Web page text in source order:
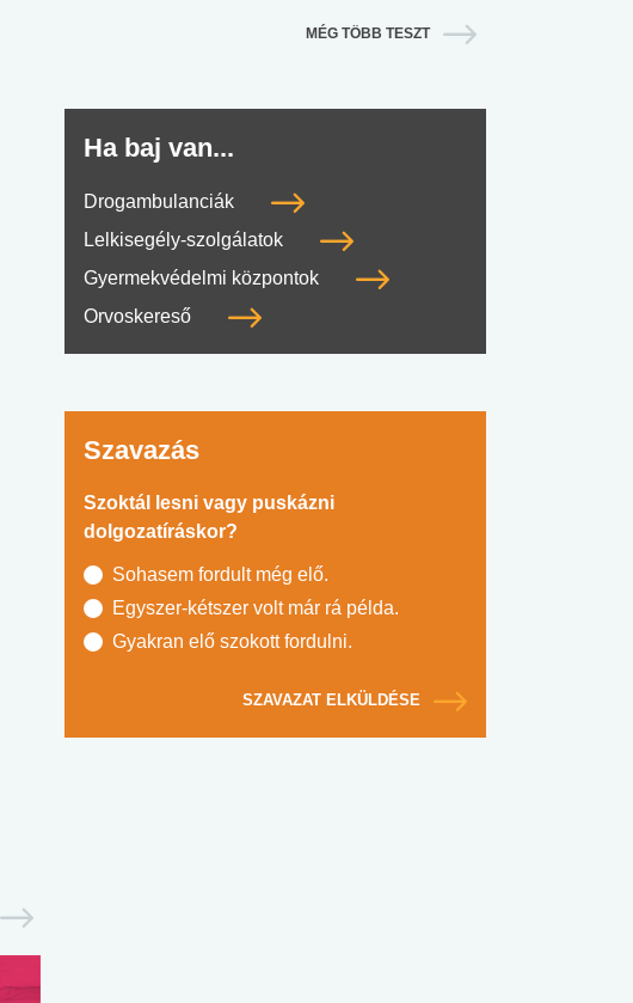
MÉG TÖBB TESZT
Ha baj van...
Drogambulanciák
Lelkisegély-szolgálatok
Gyermekvédelmi központok
Orvoskereső
Szavazás
Szoktál lesni vagy puskázni
dolgozatíráskor?
Sohasem fordult még elő.
Egyszer-kétszer volt már rá példa.
Gyakran elő szokott fordulni.
SZAVAZAT ELKÜLDÉSE